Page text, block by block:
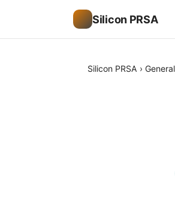
Silicon PRSA
Silicon PRSA › General